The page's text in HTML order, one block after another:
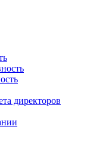
директоров